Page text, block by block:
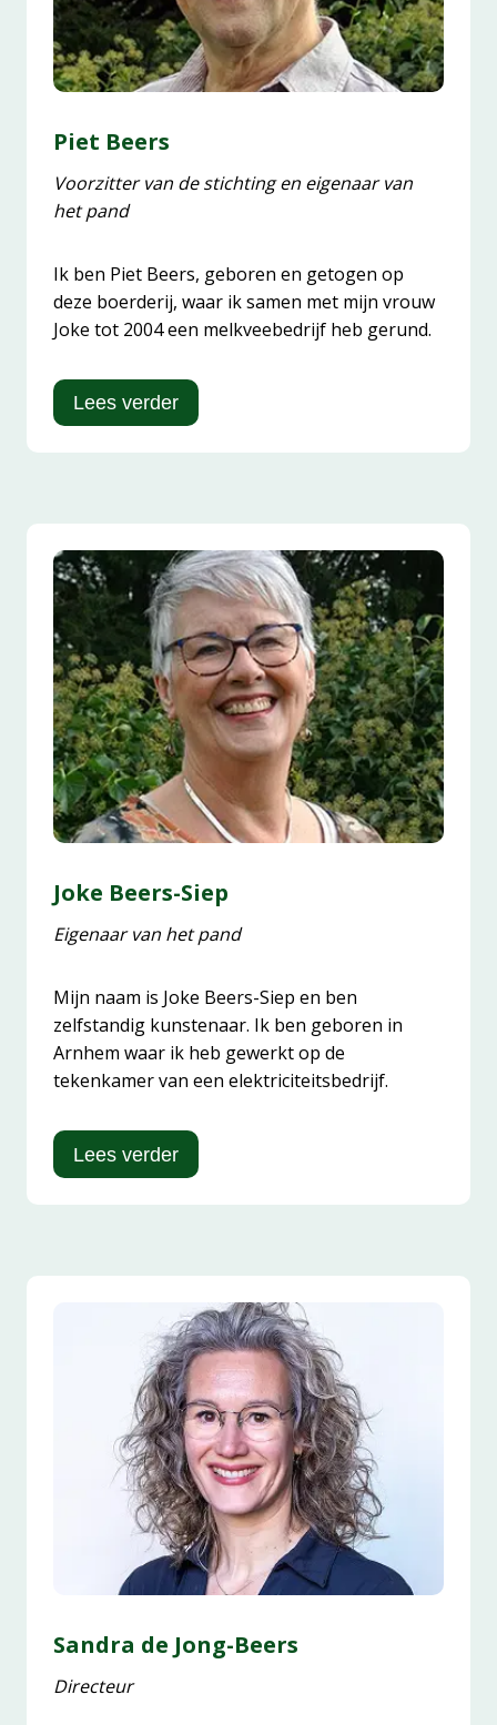
Piet Beers
Voorzitter van de stichting en eigenaar van
het pand
Ik ben Piet Beers, geboren en getogen op
deze boerderij, waar ik samen met mijn vrouw
Joke tot 2004 een melkveebedrijf heb gerund.
Lees verder
Joke Beers-Siep
Eigenaar van het pand
Mijn naam is Joke Beers-Siep en ben
zelfstandig kunstenaar. Ik ben geboren in
Arnhem waar ik heb gewerkt op de
tekenkamer van een elektriciteitsbedrijf.
Lees verder
Sandra de Jong-Beers
Directeur